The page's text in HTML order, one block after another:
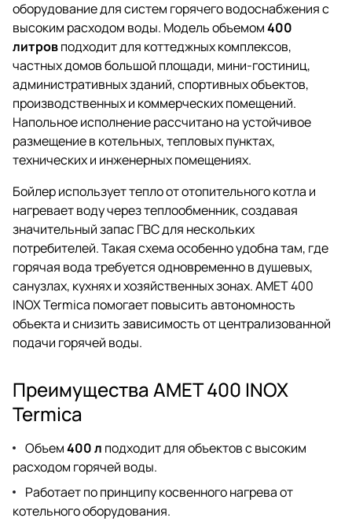
оборудование для систем горячего водоснабжения с
высоким расходом воды. Модель объемом400
литровподходит для коттеджных комплексов,
частных домов большой площади, мини-гостиниц,
административных зданий, спортивных объектов,
производственных и коммерческих помещений.
Напольное исполнение рассчитано на устойчивое
размещение в котельных, тепловых пунктах,
технических и инженерных помещениях.
Бойлер использует тепло от отопительного котла и
нагревает воду через теплообменник, создавая
значительный запас ГВС для нескольких
потребителей. Такая схема особенно удобна там, где
горячая вода требуется одновременно в душевых,
санузлах, кухнях и хозяйственных зонах. AMET 400
INOX Termica помогает повысить автономность
объекта и снизить зависимость от централизованной
подачи горячей воды.
Преимущества AMET 400 INOX
Termica
Объем400 л подходит для объектов с высоким
расходом горячей воды.
Работает по принципу косвенного нагрева от
котельного оборудования.